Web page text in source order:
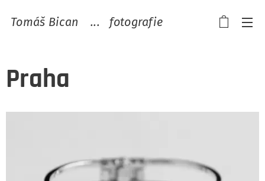
Tomáš Bican ... fotografie
Praha